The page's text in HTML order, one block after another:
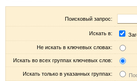
Поисковый запрос:
Искать в:
Не искать в ключевых словах:
Искать во всех группах ключевых слов:
Искать только в указанных группах: